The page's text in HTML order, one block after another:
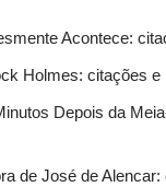
Acontece:
Holmes: citações e
Depois da
de José de